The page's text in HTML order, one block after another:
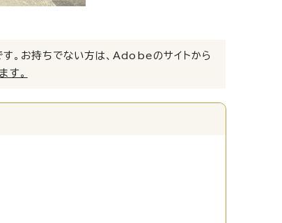
。お持ちでない方は、Adobeのサイトから
す。